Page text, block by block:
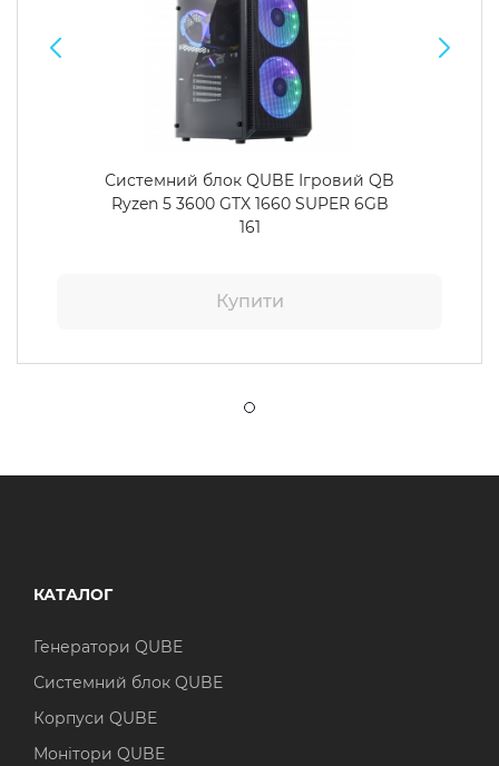
Системний блок QUBE Ігровий QB
Ryzen 5 3600 GTX 1660 SUPER 6GB
161
Купити
КАТАЛОГ
Генератори QUBE
Системний блок QUBE
Корпуси QUBE
Монітори QUBE